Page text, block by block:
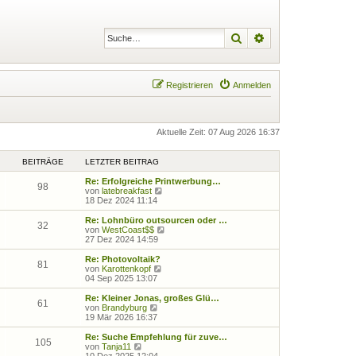
Suche
Anmelden
Registrieren
Aktuelle Zeit: 07 Aug 2026 16:37
BEITRÄGE LETZTER BEITRAG
98
Re: Erfolgreiche Printwerbung…
von latebreakfast
u
e
s
e
t
r
18 Dez 2024 11:14
32
Re: Lohnbüro outsourcen oder …
von WestCoast$$
u
e
r
B
t
r
27 Dez 2024 14:59
81
Re: Photovoltaik?
von Karottenkopf
u
e
s
e
r
04 Sep 2025 13:07
61
Re: Kleiner Jonas, großes Glü…
von Brandyburg
u
e
19 Mär 2026 16:37
105
Re: Suche Empfehlung für zuve…
von Tanja11